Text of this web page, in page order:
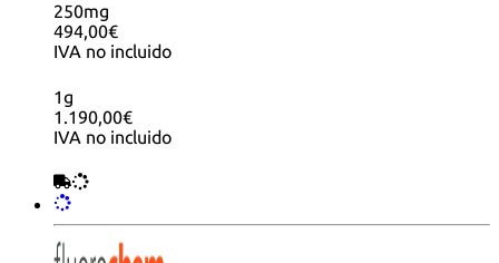
250mg
494,00€
IVA no incluido
1g
1.190,00€
IVA no incluido